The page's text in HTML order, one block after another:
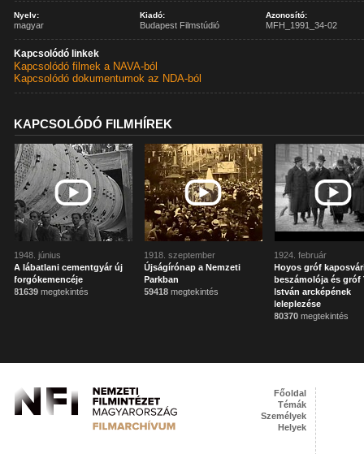
Nyelv:
magyar
Kiadó:
Budapest Filmstúdió
Azonosító:
MFH_1991_34-02
Kapcsolódó linkek
Kapcsolódó filmek a NAVA-ból
Kapcsolódó dokumentumok az NDA-ból
KAPCSOLÓDÓ FILMHÍREK
1948. június
A lábatlani cementgyár új
forgókemencéje
81639 megtekintés
1918. szeptember
Újságírónap a Nemzeti
Parkban
59418 megtekintés
1924. február
Hoyos gróf
beszámolója és gróf
István arcképének
leleplezése
80370 megtekintés
Főoldal
Témák
Személyek
Helyek